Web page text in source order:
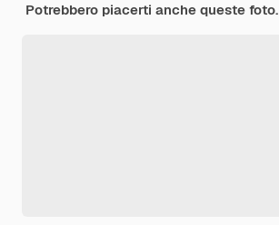
Potrebbero piacerti anche queste foto.